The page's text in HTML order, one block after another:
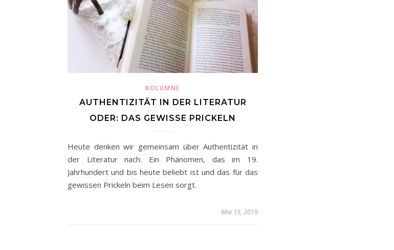
KOLUMNE
AUTHENTIZITÄT IN DER LITERATUR
ODER: DAS GEWISSE PRICKELN
Heute denken wir gemeinsam über Authentizität in
der Literatur nach. Ein Phänomen, das im 19.
Jahrhundert und bis heute beliebt ist und das für das
gewissen Prickeln beim Lesen sorgt.
Mai 15, 2019